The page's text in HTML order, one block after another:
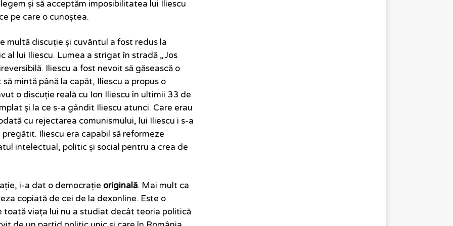
și să acceptăm imposibilitatea lui Iliescu
pe care o cunoștea.
multă discuție și cuvântul a fost redus la
al lui Iliescu. Lumea a strigat în stradă „Jos
Iliescu a fost nevoit să găsească o
mintă până la capăt, Iliescu a propus o
o discuție reală cu Ion Iliescu în ultimii 33 de
și la ce s-a gândit Iliescu atunci. Care erau
cu rejectarea comunismului, lui Iliescu i s-a
Iliescu era capabil să reformeze
intelectual, politic și social pentru a crea de
i-a dat o democrație originală. Mai mult ca
copiată de cei de la dexonline. Este o
toată viața lui nu a studiat decât teoria politică